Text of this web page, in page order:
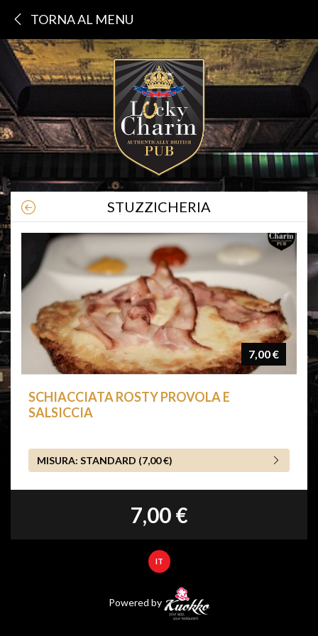
TORNA AL MENU
STUZZICHERIA
7,00 €
SCHIACCIATA ROSTY PROVOLA E
SALSICCIA
MISURA: STANDARD (7,00 €)
7,00 €
IT
Powered by